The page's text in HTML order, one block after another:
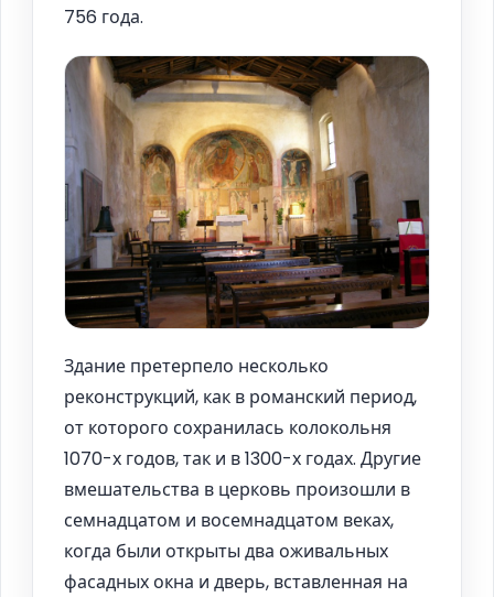
756 года.
Здание претерпело несколько
реконструкций, как в романский период,
от которого сохранилась колокольня
1070-х годов, так и в 1300-х годах. Другие
вмешательства в церковь произошли в
семнадцатом и восемнадцатом веках,
когда были открыты два оживальных
фасадных окна и дверь, вставленная на